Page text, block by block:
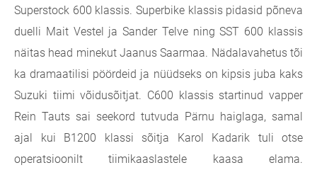
Superstock 600 klassis. Superbike klassis pidasid põneva
duelli Mait Vestel ja Sander Telve ning SST 600 klassis
näitas head minekut Jaanus Saarmaa. Nädalavahetus tõi
ka dramaatilisi pöördeid ja nüüdseks on kipsis juba kaks
Suzuki tiimi võidusõitjat. C600 klassis startinud vapper
Rein Tauts sai seekord tutvuda Pärnu haiglaga, samal
ajal kui B1200 klassi sõitja Karol Kadarik tuli otse
operatsioonilt tiimikaaslastele kaasa elama.